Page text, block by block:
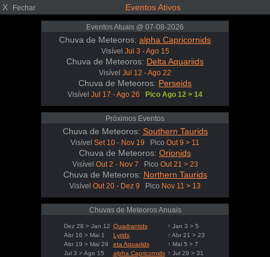
X Fechar Eventos Ativos
Eventos Atuais @ 07-08-2026
Chuva de Meteoros: alpha Capricornids
Visível Jul 3 - Ago 15
Chuva de Meteoros: Delta Aquariids
Visível Jul 12 - Ago 22
Chuva de Meteoros: Perseids
Visível Jul 17 - Ago 26 Pico Ago 12 > 14
Próximos Eventos
Chuva de Meteoros: Southern Taurids
Visível Set 10 - Nov 19 Pico Out 9 > 11
Chuva de Meteoros: Orionids
Visível Out 2 - Nov 7 Pico Out 21 > 23
Chuva de Meteoros: Northern Taurids
Visível Out 20 - Dez 9 Pico Nov 11 > 13
Chuvas de Meteoros Anuais
Dez 28 > Jan 12 Quadrantids
↑ Jan 3 > 5
Abr 16 > Mai 1
Lyrids
↑ Abr 21 > 23
Abr 19 > Mai 29
eta Aquariids
↑ Mai 5 > 7
Jul 3 > Ago 15
alpha Capricornids ↑ Jul 29 > 31